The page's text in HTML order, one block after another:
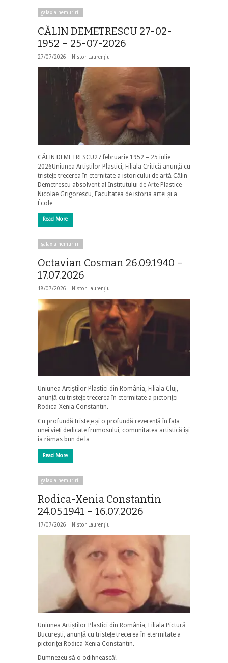
galaxia nemuririi
CĂLIN DEMETRESCU 27-02-
1952 – 25-07-2026
27/07/2026 | Nistor Laurențiu
CĂLIN DEMETRESCU27 februarie 1952 – 25 iulie
2026Uniunea Artiștilor Plastici, Filiala Critică anunță cu
tristețe trecerea în eternitate a istoricului de artă Călin
Demetrescu absolvent al Institutului de Arte Plastice
Nicolae Grigorescu, Facultatea de istoria artei și a
École …
Read More
galaxia nemuririi
Octavian Cosman 26.09.1940 –
17.07.2026
18/07/2026 | Nistor Laurențiu
Uniunea Artiștilor Plastici din România, Filiala Cluj,
anunță cu tristețe trecerea în etermitate a pictoriței
Rodica-Xenia Constantin.
Cu profundă tristețe și o profundă reverență în fața
unei vieți dedicate frumosului, comunitatea artistică își
ia rămas bun de la …
Read More
galaxia nemuririi
Rodica-Xenia Constantin
24.05.1941 – 16.07.2026
17/07/2026 | Nistor Laurențiu
Uniunea Artiștilor Plastici din România, Filiala Pictură
București, anunță cu tristețe trecerea în etermitate a
pictoriței Rodica-Xenia Constantin.
Dumnezeu să o odihnească!